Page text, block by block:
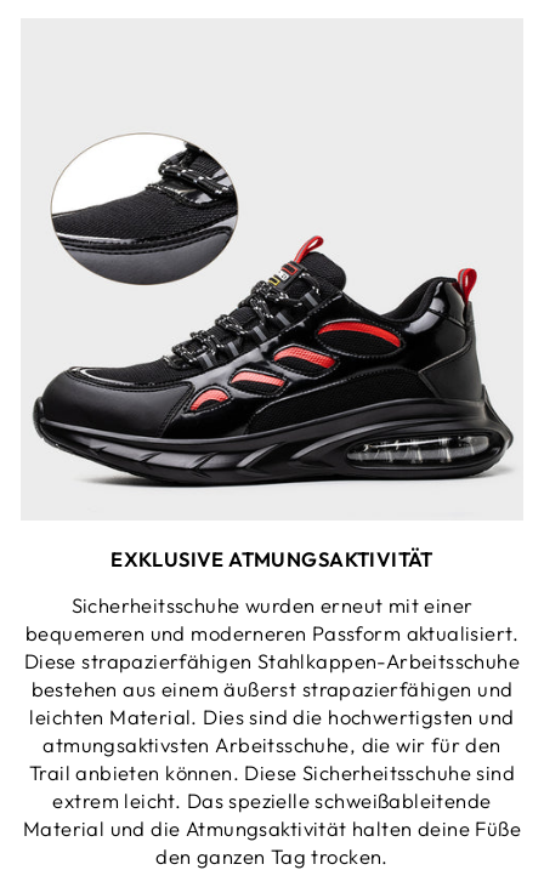
EXKLUSIVE ATMUNGSAKTIVITÄT
Sicherheitsschuhe wurden erneut mit einer
bequemeren und moderneren Passform aktualisiert.
Diese strapazierfähigen Stahlkappen-Arbeitsschuhe
bestehen aus einem äußerst strapazierfähigen und
leichten Material. Dies sind die hochwertigsten und
atmungsaktivsten Arbeitsschuhe, die wir für den
Trail anbieten können. Diese Sicherheitsschuhe sind
extrem leicht. Das spezielle schweißableitende
Material und die Atmungsaktivität halten deine Füße
den ganzen Tag trocken.